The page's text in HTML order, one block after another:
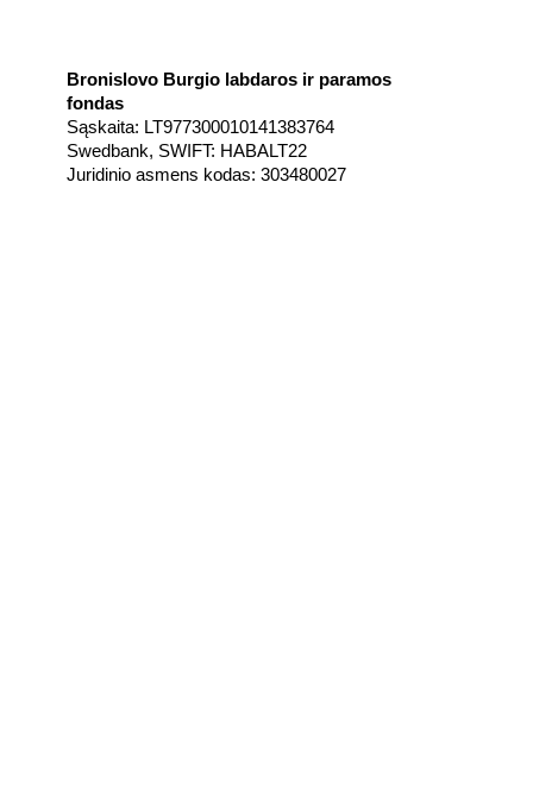
Bronislovo Burgio labdaros ir paramos
fondas
Sąskaita: LT977300010141383764
Swedbank, SWIFT: HABALT22
Juridinio asmens kodas: 303480027